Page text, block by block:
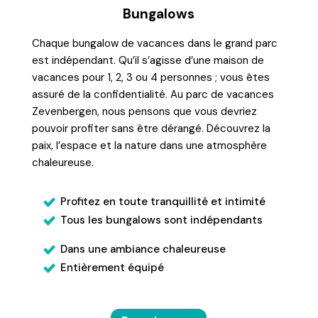
Bungalows
Chaque bungalow de vacances dans le grand parc
est indépendant. Qu’il s’agisse d’une maison de
vacances pour 1, 2, 3 ou 4 personnes ; vous êtes
assuré de la confidentialité. Au parc de vacances
Zevenbergen, nous pensons que vous devriez
pouvoir profiter sans être dérangé. Découvrez la
paix, l’espace et la nature dans une atmosphère
chaleureuse.
Profitez en toute tranquillité et intimité
Tous les bungalows sont indépendants
Dans une ambiance chaleureuse
Entièrement équipé